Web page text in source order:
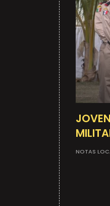
NOTAS